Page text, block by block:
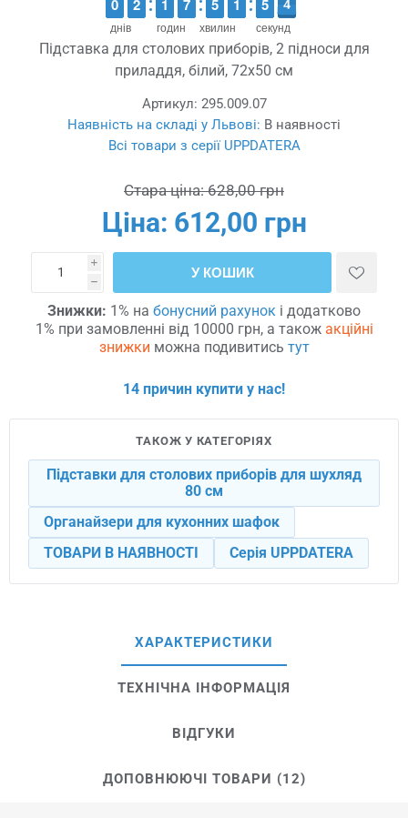
днів
9
9
0
0 1
1
2
2
годин
1
1
1
1 6
6
7
7
хвилин
4
4
5
5 2
1
1
секунд
0
5
5 3
3
2
Підставка для столових приборів, 2 підноси для
приладдя, білий, 72x50 см
Артикул: 295.009.07
Наявність на складі у Львові: В наявності
Всі товари з серії UPPDATERA
Стара ціна: 628,00 грн
Ціна: 612,00 грн
i
h
У КОШИК
Знижки: 1% на бонусний рахунок і додатково
1% при замовленні від 10000 грн, а також акційні
знижки можна подивитись тут
14 причин купити у нас!
ТАКОЖ У КАТЕГОРІЯХ
Підставки для столових приборів для шухляд
80 см
Органайзери для кухонних шафок
ТОВАРИ В НАЯВНОСТІ
Серія UPPDATERA
ХАРАКТЕРИСТИКИ
ТЕХНІЧНА ІНФОРМАЦІЯ
ВІДГУКИ
ДОПОВНЮЮЧІ ТОВАРИ (12)